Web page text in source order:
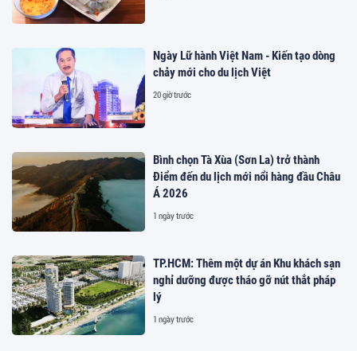
Ngày Lữ hành Việt Nam - Kiến tạo dòng
chảy mới cho du lịch Việt
20 giờ trước
Bình chọn Tà Xùa (Sơn La) trở thành
Điểm đến du lịch mới nổi hàng đầu Châu
Á 2026
1 ngày trước
TP.HCM: Thêm một dự án Khu khách sạn
nghỉ dưỡng được tháo gỡ nút thắt pháp
lý
1 ngày trước